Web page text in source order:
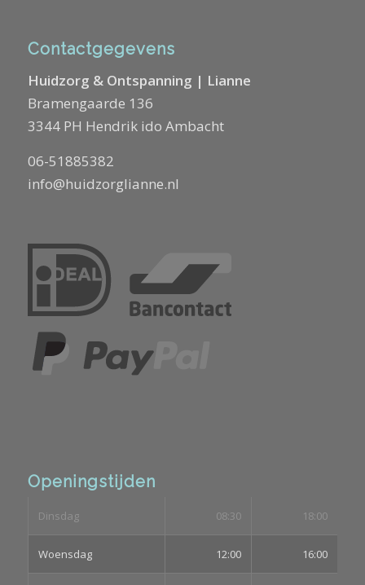
Contactgegevens
Huidzorg & Ontspanning | Lianne
Bramengaarde 136
3344 PH Hendrik ido Ambacht
06-51885382
info@huidzorglianne.nl
Openingstijden
Dinsdag 08:30 18:00
Woensdag 12:00 16:00